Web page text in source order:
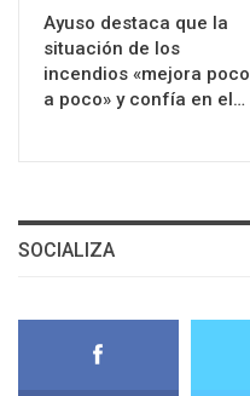
Ayuso destaca que la
situación de los
incendios «mejora poco
a poco» y confía en el…
SOCIALIZA